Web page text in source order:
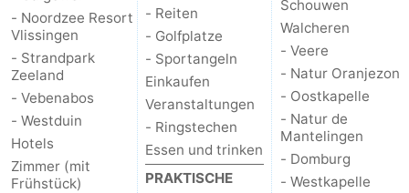
Natur
Oosterschelde
-
Burgh
Haamstede
-
Natur
Kop
van
Walcheren
-
Veere
-
- Noordzee Resort
Vlissingen
- Strandpark
Zeeland
- Vebenabos
- Westduin
Hotels
Zimmer (mit
Frühstück)
- Reiten
- Golfplatze
- Sportangeln
Einkaufen
Veranstaltungen
- Ringstechen
Essen und trinken
PRAKTISCHE
Schouwen
Walcheren
- Veere
- Natur Oranjezon
- Oostkapelle
- Natur de
Mantelingen
- Domburg
- Westkapelle